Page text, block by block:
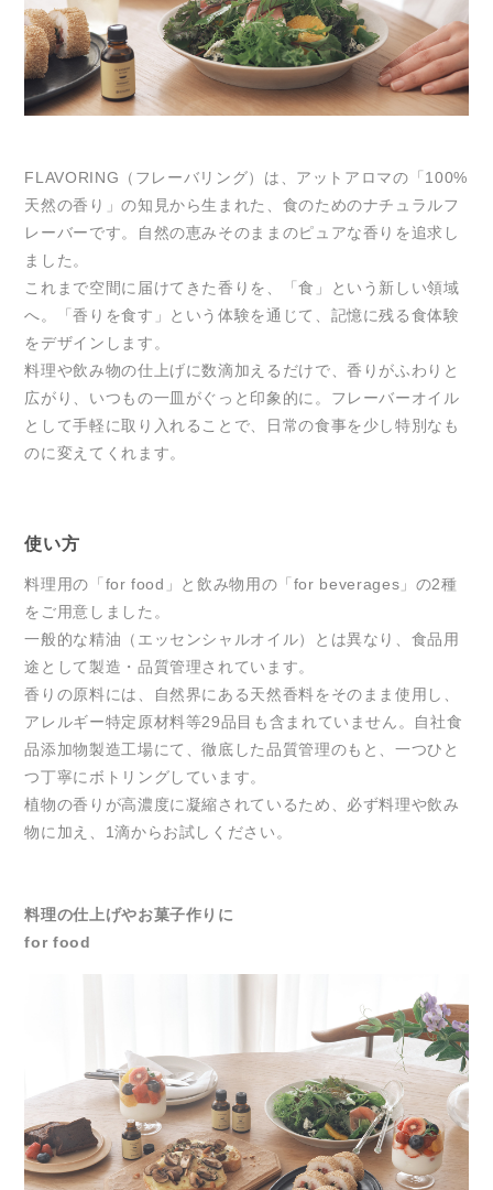
FLAVORING（フレーバリング）は、アットアロマの「100%
天然の香り」の知見から生まれた、食のためのナチュラルフ
レーバーです。自然の恵みそのままのピュアな香りを追求し
ました。
これまで空間に届けてきた香りを、「食」という新しい領域
へ。「香りを食す」という体験を通じて、記憶に残る食体験
をデザインします。
料理や飲み物の仕上げに数滴加えるだけで、香りがふわりと
広がり、いつもの一皿がぐっと印象的に。フレーバーオイル
として手軽に取り入れることで、日常の食事を少し特別なも
のに変えてくれます。
使い方
料理用の「for food」と飲み物用の「for beverages」の2種
をご用意しました。
一般的な精油（エッセンシャルオイル）とは異なり、食品用
途として製造・品質管理されています。
香りの原料には、自然界にある天然香料をそのまま使用し、
アレルギー特定原材料等29品目も含まれていません。自社食
品添加物製造工場にて、徹底した品質管理のもと、一つひと
つ丁寧にボトリングしています。
植物の香りが高濃度に凝縮されているため、必ず料理や飲み
物に加え、1滴からお試しください。
料理の仕上げやお菓子作りに
for food